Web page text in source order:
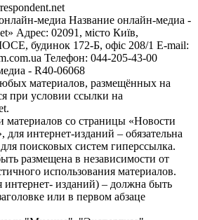
медиа Название онлайн-медиа -
Адрес: 02091, місто Київ,
будинок 172-Б, офіс 208/1 E-mail:
Телефон: 044-205-43-00
- R40-06068
материалов, размещённых на
при условии ссылки на
материалов со страницы «Новости
интернет-изданий – обязательна
поисковых систем гиперссылка.
размещена в независимости от
использования материалов.
интернет- изданий) – должна быть
или в первом абзаце